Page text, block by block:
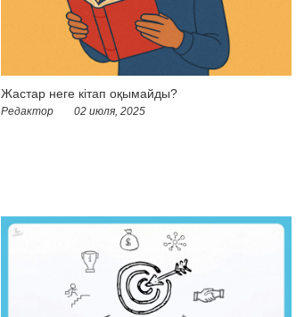
Жастар неге кітап оқымайды?
Редактор 02 июля, 2025